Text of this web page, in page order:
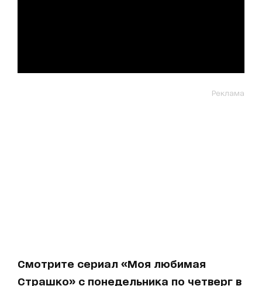
Реклама
Смотрите сериал «Моя любимая
Страшко» с понедельника по четверг в